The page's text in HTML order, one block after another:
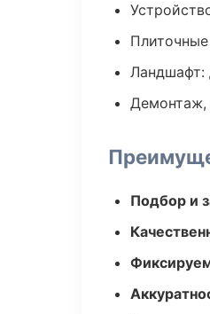
Ландшафт:
Демонтаж,
Подбор и